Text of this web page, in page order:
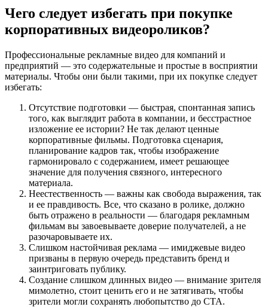
Чего следует избегать при покупке
корпоративных видеороликов?
Профессиональные рекламные видео для компаний и
предприятий — это содержательные и простые в восприятии
материалы. Чтобы они были такими, при их покупке следует
избегать:
Отсутствие подготовки — быстрая, спонтанная запись
того, как выглядит работа в компании, и бесстрастное
изложение ее истории? Не так делают ценные
корпоративные фильмы. Подготовка сценария,
планирование кадров так, чтобы изображение
гармонировало с содержанием, имеет решающее
значение для получения связного, интересного
материала.
Неестественность — важны как свобода выражения, так
и ее правдивость. Все, что сказано в ролике, должно
быть отражено в реальности — благодаря рекламным
фильмам вы завоевываете доверие получателей, а не
разочаровываете их.
Слишком настойчивая реклама — имиджевые видео
призваны в первую очередь представить бренд и
заинтриговать публику.
Создание слишком длинных видео — внимание зрителя
мимолетно, стоит ценить его и не затягивать, чтобы
зрители могли сохранять любопытство до CTA.